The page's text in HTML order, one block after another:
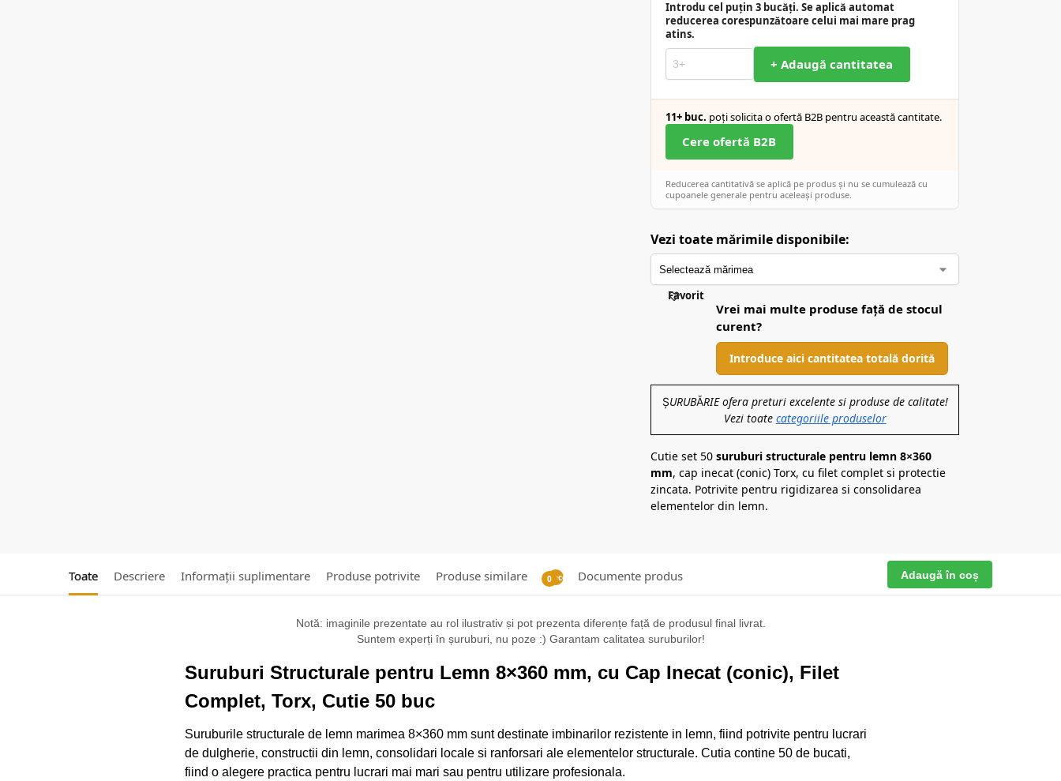
Introdu cel puțin 3 bucăți. Se aplică automat
reducerea corespunzătoare celui mai mare prag
atins.
+ Adaugă cantitatea
11+ buc. poți solicita o ofertă B2B pentru această cantitate.
Cere ofertă B2B
Reducerea cantitativă se aplică pe produs și nu se cumulează cu
cupoanele generale pentru aceleași produse.
Vezi toate mărimile disponibile:
Favorit
Vrei mai multe produse față de stocul
curent?
Introduce aici cantitatea totală dorită
ȘURUBĂRIE ofera preturi excelente si produse de calitate!
Vezi toate categoriile produselor
Cutie set 50suruburi structurale pentru lemn 8×360
mm, cap inecat (conic) Torx, cu filet complet si protectie
zincata. Potrivite pentru rigidizarea si consolidarea
elementelor din lemn.
Toate Descriere Informații suplimentare Produse potrivite Produse similare Recenzii
0 Documente produs Adaugă în coș
Notă: imaginile prezentate au rol ilustrativ și pot prezenta diferențe față de produsul final livrat.
Suntem experți în șuruburi, nu poze :) Garantam calitatea suruburilor!
Suruburi Structurale pentru Lemn 8×360 mm, cu Cap Inecat (conic), Filet
Complet, Torx, Cutie 50 buc
Suruburile structurale de lemn marimea 8×360 mm sunt destinate imbinarilor rezistente in lemn, fiind potrivite pentru lucrari
de dulgherie, constructii din lemn, consolidari locale si ranforsari ale elementelor structurale. Cutia contine 50 de bucati,
fiind o alegere practica pentru lucrari mai mari sau pentru utilizare profesionala.